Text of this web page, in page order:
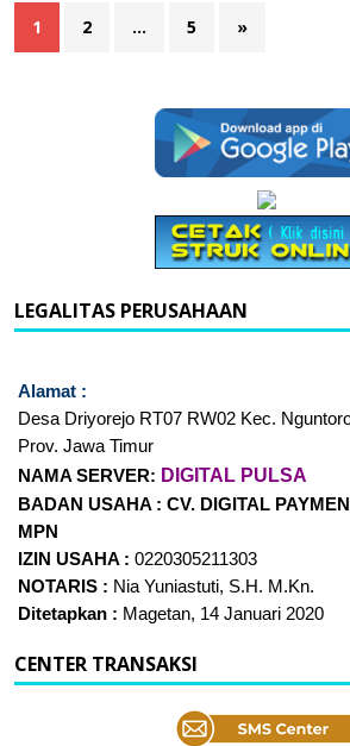
1 2 … 5 »
LEGALITAS PERUSAHAAN
Alamat :
Desa Driyorejo RT07 RW02 Kec.
Prov. Jawa Timur
NAMA SERVER: DIGITAL PULSA
BADAN USAHA : CV. DIGITAL
MPN
IZIN USAHA : 0220305211303
NOTARIS : Nia Yuniastuti, S.H. M.Kn.
Ditetapkan : Magetan, 14 Januari 2020
CENTER TRANSAKSI